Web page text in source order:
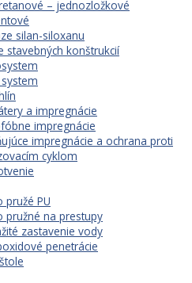
– jednozložkové
silan-siloxanu
stavebných konštrukcií
a impregnácie
impregnácie
impregnácie a ochrana proti
cyklom
pružé PU
pružné na prestupy
zastavenie vody
penetrácie